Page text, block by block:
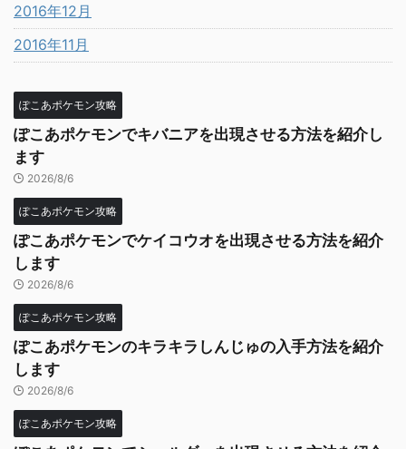
2016年12月
2016年11月
ぽこあポケモン攻略
ぽこあポケモンでキバニアを出現させる方法を紹介し
ます
2026/8/6
ぽこあポケモン攻略
ぽこあポケモンでケイコウオを出現させる方法を紹介
します
2026/8/6
ぽこあポケモン攻略
ぽこあポケモンのキラキラしんじゅの入手方法を紹介
します
2026/8/6
ぽこあポケモン攻略